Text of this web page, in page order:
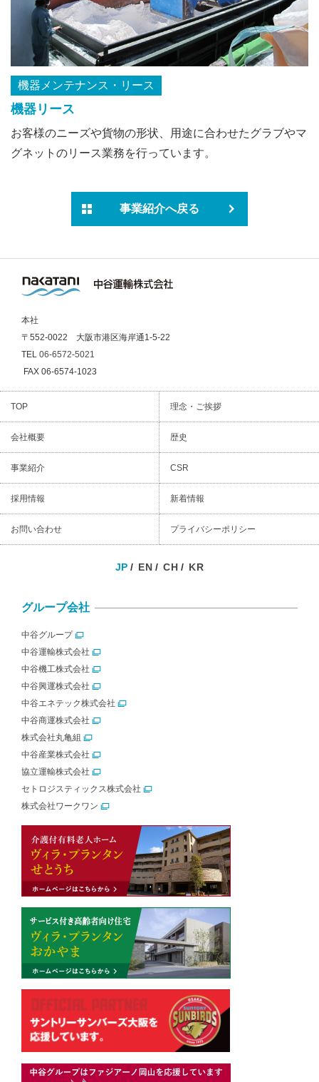
機器メンテナンス・リース
機器リース
お客様のニーズや貨物の形状、用途に合わせたグラブやマ
グネットのリース業務を行っています。
事業紹介へ戻る
TOP 理念・ご挨拶
会社概要 歴史
事業紹介 CSR
採用情報 新着情報
お問い合わせ プライバシーポリシー
JP EN CH KR
本社
〒552-0022 大阪市港区海岸通1-5-22
TEL 06-6572-5021
FAX 06-6574-1023
グループ会社
中谷グループ
中谷運輸株式会社
中谷機工株式会社
中谷興運株式会社
中谷エネテック株式会社
中谷商運株式会社
株式会社丸亀組
中谷産業株式会社
協立運輸株式会社
セトロジスティックス株式会社
株式会社ワークワン